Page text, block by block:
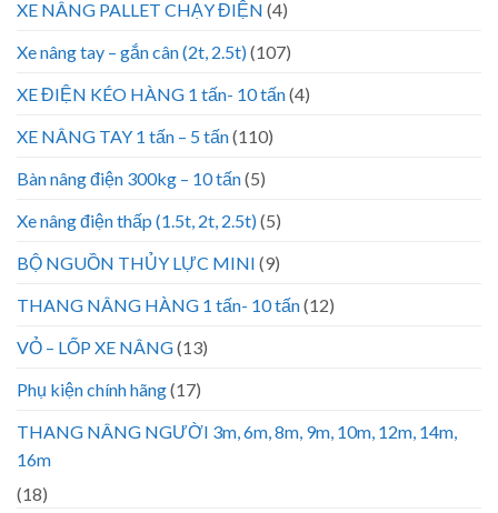
XE NÂNG PALLET CHẠY ĐIỆN (4)
Xe nâng tay – gắn cân (2t, 2.5t)(107)
XE ĐIỆN KÉO HÀNG 1 tấn- 10 tấn(4)
XE NÂNG TAY 1 tấn – 5 tấn(110)
Bàn nâng điện 300kg – 10 tấn(5)
Xe nâng điện thấp (1.5t, 2t, 2.5t)(5)
BỘ NGUỒN THỦY LỰC MINI (9)
THANG NÂNG HÀNG 1 tấn- 10 tấn(12)
VỎ – LỐP XE NÂNG(13)
Phụ kiện chính hãng(17)
THANG NÂNG NGƯỜI 3m, 6m, 8m, 9m, 10m, 12m, 14m,
16m
(18)